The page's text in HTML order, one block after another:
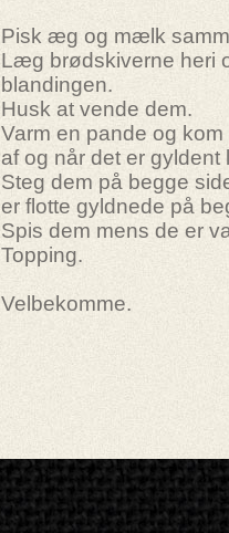
Pisk æg og mælk
Læg brødskiverne heri
blandingen.
Husk at vende dem.
Varm en pande og
af og når det er
Steg dem på begge
er flotte gyldnede på
Spis dem mens de er
Topping.
Velbekomme.